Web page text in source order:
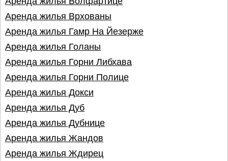
Аренда жилья Врхованы
Аренда жилья Гамр На Йезерже
Аренда жилья Голаны
Аренда жилья Горни Либхава
Аренда жилья Горни Полице
Аренда жилья Докси
Аренда жилья Дуб
Аренда жилья Дубнице
Аренда жилья Жандов
Аренда жилья Ждирец